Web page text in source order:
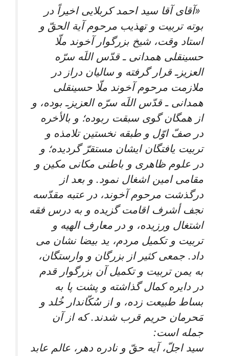
«آقاى آقا سيد احمد كربلايى اخيراً در
بوته تربيت و تهذيب مرحوم آية الحقّ و
استاد وقت، شيخ بزرگوار آخوند ملّا
حسينقلى همدانى ـ قدّس اللَه سرّه
العزيزـ قرار گرفته و ساليان دراز در
ملازمت مرحوم آخوند ملّا حسينقلى
همدانى ـ قدّس اللَه سرّه العزيزـ بوده، و
از همگان گوى سبقت ربوده؛ و بالأخره
در صفّ اوّل و طبقه نخستين تلامذه و
تربيت يافتگان ايشان مستقرّ گرديده؛ و
در علوم ظاهرى و باطنى مكانى مكين و
مقامى امين اشغال نمود. و بعد از
درگذشت مرحوم آخوند، در عتبه مقدّسه
نجف أشرف اقامت گزيده و به درس فقه
اشتغال ورزيده، و در معارف الهيه و
تربيت و تكميل مردم، يد بيضا نشان مى
‏داد. جمعى كثير از بزرگان و وارستگان،
به يمن تربيت و تكميل آن بزرگوار قدم
در دايره كمال گذاشته و پشت پا به
بساط طبيعت زده، و از سُكّان‏دار خُلد و
مَحرمان حريم قرب شدند. كه از آن
جمله است:
سيد اجلّ، آيه حقّ و نادره دهر، عالم عابد